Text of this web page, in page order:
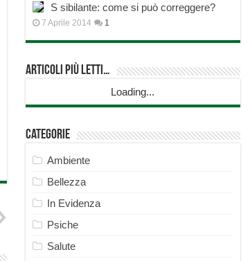
S sibilante: come si può correggere?
7 Aprile 2014 1
Articoli più Letti…
Loading...
Categorie
Ambiente
Bellezza
In Evidenza
Psiche
Salute